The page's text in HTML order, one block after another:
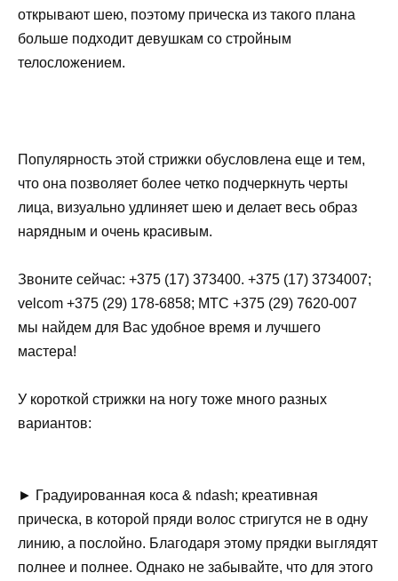
открывают шею, поэтому прическа из такого плана
больше подходит девушкам со стройным
телосложением.
Популярность этой стрижки обусловлена ​​еще и тем,
что она позволяет более четко подчеркнуть черты
лица, визуально удлиняет шею и делает весь образ
нарядным и очень красивым.
Звоните сейчас: +375 (17) 373400. +375 (17) 3734007;
velcom +375 (29) 178-6858; МТС +375 (29) 7620-007
мы найдем для Вас удобное время и лучшего
мастера!
У короткой стрижки на ногу тоже много разных
вариантов:
► Градуированная коса & ndash; креативная
прическа, в которой пряди волос стригутся не в одну
линию, а послойно. Благодаря этому прядки выглядят
полнее и полнее. Однако не забывайте, что для этого